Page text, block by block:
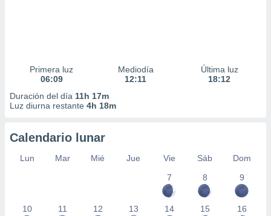
Primera luz
06:09
Mediodía
12:11
Última luz
18:12
Duración del día 11h 17m
Luz diurna restante 4h 18m
Calendario lunar
Lun Mar Mié Jue Vie Sáb
Dom
7
8 9
10 11 12 13 14 15 16